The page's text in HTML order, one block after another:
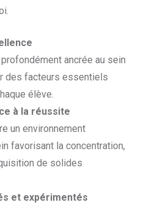
ancrée au sein
des facteurs essentiels
élève.
à la réussite
un environnement
favorisant la concentration,
de solides
et expérimentés